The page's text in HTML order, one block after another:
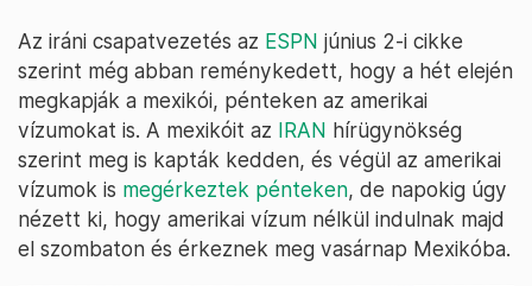
Az iráni csapatvezetés az ESPN június 2-i cikke
szerint még abban reménykedett, hogy a hét elején
megkapják a mexikói, pénteken az amerikai
vízumokat is. A mexikóit az IRAN hírügynökség
szerint meg is kapták kedden, és végül az amerikai
vízumok is megérkeztek pénteken, de napokig úgy
nézett ki, hogy amerikai vízum nélkül indulnak majd
el szombaton és érkeznek meg vasárnap Mexikóba.